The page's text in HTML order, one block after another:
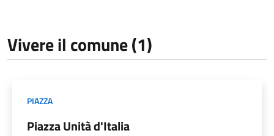
Vivere il comune (1)
PIAZZA
Piazza Unità d'Italia